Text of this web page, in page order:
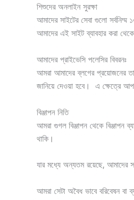
শিশুদের অনলাইন সুরক্ষা
আমাদের সাইটের সেবা গুলো
আমাদের এই সাইট ব্যাবহার করা
আমাদের প্রাইভেসি পলেসির বিবরনঃ
আমরা আমাদের ব্লগের প্রয়োজনের
জানিয়ে দেওয়া হবে। এ ক্ষেত্রে
বিঞ্জাপন নিতি
আমরা গুগল বিঞ্জাপন থেকে
থাকি।
যার মধ্যে অন্যতম রয়েছে, আমাদের
আমরা সেটা অবৈধ ভাবে বরিবেষন বা